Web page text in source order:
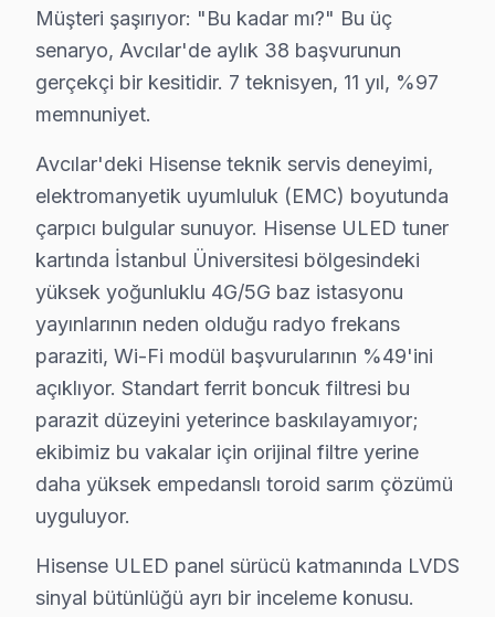
Avcılar × Hisense: Yerel İçerik ve Deneyim
Avcılar'de Hisense televizyon ünitesi tamiri için
Bu rakamlar Avcılar'deki son 38 vakadan elde
Avcılar'deki Hisense müşteri deneyimini temsil eden
İkinci senaryo — Chip-level müdahale: Avcılar
Üçüncü senaryo — Yazılım sorunu: Marmara Denizi
Avcılar'deki Hisense teknik servis deneyimi,
Hisense ULED panel sürücü katmanında LVDS
Hisense Laser televizyon paneli modellerindeki HDMI
Avcılar'deki Hisense teknik servis deneyimimizi beş
Dördüncü gösterge: Maliyet tutarlılığı. ULED panel
İstanbul Üniversitesi ve Avcılar Sahili odaklı coğrafi
Avcılar'de Hisense ekran arıza örüntülerinin
İlkbahar dönemi (Mart-Mayıs): Görece sakin.
Yaz dönemi (Haziran-Ağustos): Sıcak havada
Sonbahar dönemi (Eylül-Kasım): Okul ve sezon
Müşteri şaşırıyor: "Bu kadar mı?" Bu üç
senaryo, Avcılar'de aylık 38 başvurunun
gerçekçi bir kesitidir. 7 teknisyen, 11 yıl, %97
memnuniyet.
Avcılar'deki Hisense teknik servis deneyimi,
elektromanyetik uyumluluk (EMC) boyutunda
çarpıcı bulgular sunuyor. Hisense ULED tuner
kartında İstanbul Üniversitesi bölgesindeki
yüksek yoğunluklu 4G/5G baz istasyonu
yayınlarının neden olduğu radyo frekans
paraziti, Wi-Fi modül başvurularının %49'ini
açıklıyor. Standart ferrit boncuk filtresi bu
parazit düzeyini yeterince baskılayamıyor;
ekibimiz bu vakalar için orijinal filtre yerine
daha yüksek empedanslı toroid sarım çözümü
uyguluyor.
Hisense ULED panel sürücü katmanında LVDS
sinyal bütünlüğü ayrı bir inceleme konusu.